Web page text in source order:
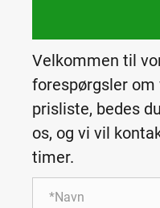
Velkommen til
forespørgsler
prisliste, bedes
os, og vi vil
timer.